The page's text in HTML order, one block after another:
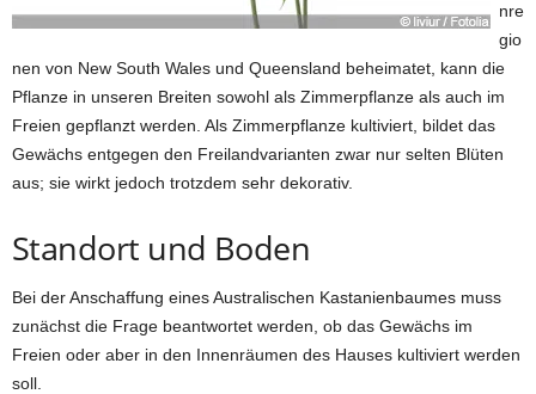
nre
gio
nen von New South Wales und Queensland beheimatet, kann die
Pflanze in unseren Breiten sowohl als Zimmerpflanze als auch im
Freien gepflanzt werden. Als Zimmerpflanze kultiviert, bildet das
Gewächs entgegen den Freilandvarianten zwar nur selten Blüten
aus; sie wirkt jedoch trotzdem sehr dekorativ.
Standort und Boden
Bei der Anschaffung eines Australischen Kastanienbaumes muss
zunächst die Frage beantwortet werden, ob das Gewächs im
Freien oder aber in den Innenräumen des Hauses kultiviert werden
soll.